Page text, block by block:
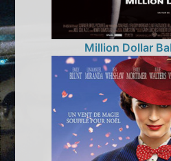
Million Dollar